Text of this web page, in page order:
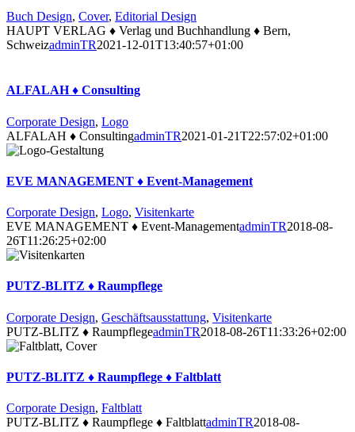
Buch Design, Cover, Editorial Design
HAUPT VERLAG ♦ Verlag und Buchhandlung ♦ Bern,
SchweizadminTR2021-12-01T13:40:57+01:00
ALFALAH ♦ Consulting
Corporate Design, Logo
ALFALAH ♦ ConsultingadminTR2021-01-21T22:57:02+01:00
EVE MANAGEMENT ♦ Event-Management
Corporate Design, Logo, Visitenkarte
EVE MANAGEMENT ♦ Event-ManagementadminTR2018-08-
26T11:26:25+02:00
PUTZ-BLITZ ♦ Raumpflege
Corporate Design, Geschäftsausstattung, Visitenkarte
PUTZ-BLITZ ♦ RaumpflegeadminTR2018-08-26T11:33:26+02:00
PUTZ-BLITZ ♦ Raumpflege ♦ Faltblatt
Corporate Design, Faltblatt
PUTZ-BLITZ ♦ Raumpflege ♦ FaltblattadminTR2018-08-